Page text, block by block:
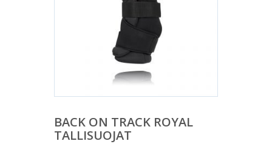
BACK ON TRACK ROYAL
TALLISUOJAT